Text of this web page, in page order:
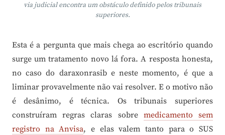
via judicial encontra um obstáculo definido pelos tribunais
superiores.
Esta é a pergunta que mais chega ao escritório quando
surge um tratamento novo lá fora. A resposta honesta,
no caso do daraxonrasib e neste momento, é que a
liminar provavelmente não vai resolver. E o motivo não
é desânimo, é técnica. Os tribunais superiores
construíram regras claras sobre medicamento sem
registro na Anvisa, e elas valem tanto para o SUS